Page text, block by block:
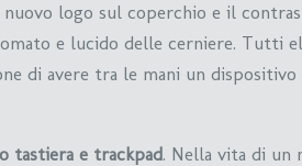
logo sul coperchio e il
e lucido delle cerniere. Tutti
di avere tra le mani un dispositivo
tastiera e trackpad. Nella vita di un